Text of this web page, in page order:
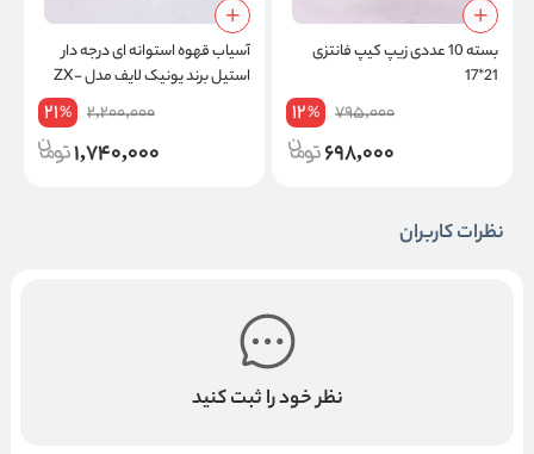
بسته 10 عددی زیپ کیپ فانتزی
21*17
795,000
12%
698,000
آسیاب قهوه استوانه ای درجه دار
استیل برند یونیک لایف مدل ZX-
2,200,000
21%
1,740,000
نظرات کاربران
نظر خود را ثبت کنید